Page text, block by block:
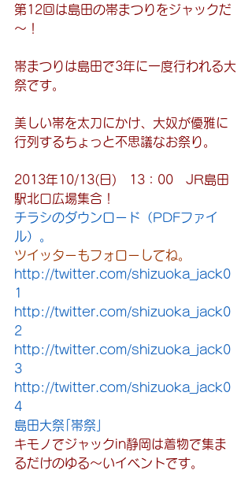
第12回は島田の帯まつりをジャックだ
～！
帯まつりは島田で3年に一度行われる大
祭です。
美しい帯を太刀にかけ、大奴が優雅に
行列するちょっと不思議なお祭り。
2013年10/13(日)　13：00　JR島田
駅北口広場集合！
チラシのダウンロード（PDFファイ
ル）。
ツイッターもフォローしてね。
http://twitter.com/shizuoka_jack0
1
http://twitter.com/shizuoka_jack0
2
http://twitter.com/shizuoka_jack0
3
http://twitter.com/shizuoka_jack0
4
島田大祭｢帯祭｣
キモノでジャックin静岡は着物で集ま
るだけのゆる～いイベントです。